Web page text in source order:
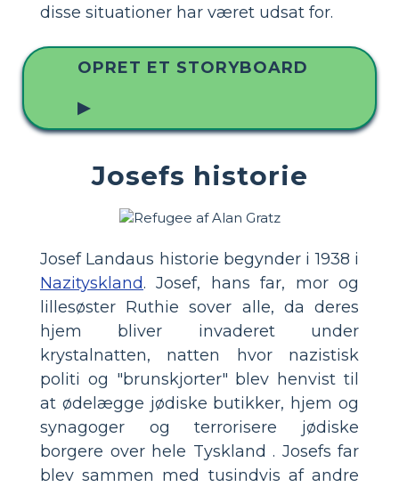
disse situationer har været udsat for.
OPRET ET STORYBOARD
▶
Josefs historie
Josef Landaus historie begynder i 1938 i
Nazityskland. Josef, hans far, mor og
lillesøster Ruthie sover alle, da deres
hjem bliver invaderet under
krystalnatten, natten hvor nazistisk
politi og "brunskjorter" blev henvist til
at ødelægge jødiske butikker, hjem og
synagoger og terrorisere jødiske
borgere over hele Tyskland . Josefs far
blev sammen med tusindvis af andre